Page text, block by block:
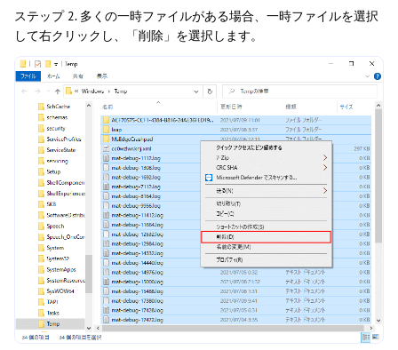
ステップ 2. 多くの一時ファイルがある場合、一時ファイルを選択
して右クリックし、「削除」を選択します。